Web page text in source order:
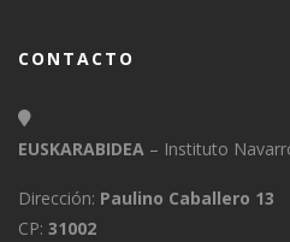
CONTACTO
EUSKARABIDEA – Instituto
Dirección: Paulino Caballero 13
CP: 31002